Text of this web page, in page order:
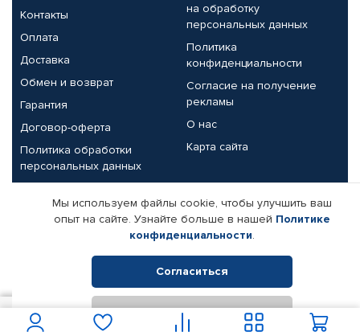
Контакты
Оплата
Доставка
Обмен и возврат
Гарантия
Договор-оферта
Политика обработки
персональных данных
на обработку
персональных данных
Политика
конфиденциальности
Согласие на получение
рекламы
О нас
Карта сайта
Партнерам
Корпоративным клиентам
Поставщикам
Реквизиты компании
© КАМАЗ ЦЕНТР ДОНЕЦК, 2015-2026. Все права защищены.
Интернет-магазин автомобильных товаров Автопрофи.
Мы используем файлы cookie, чтобы улучшить ваш
опыт на сайте. Узнайте больше в нашей Политике
конфиденциальности.
Согласиться
Отклонить
В корзину